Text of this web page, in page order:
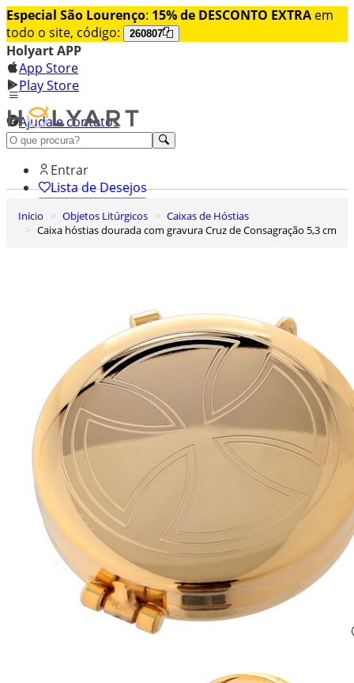
Especial São Lourenço: 15% de DESCONTO EXTRA em
todo o site, código:
260807
Holyart APP
App Store
Play Store
Ajuda e contatos
Conheça premium
Entrar
Lista de Desejos
0
Carrinho de Compras
Inicio Objetos Litúrgicos
Caixas de Hóstias
Caixa hóstias dourada com gravura Cruz de Consagração 5,3 cm